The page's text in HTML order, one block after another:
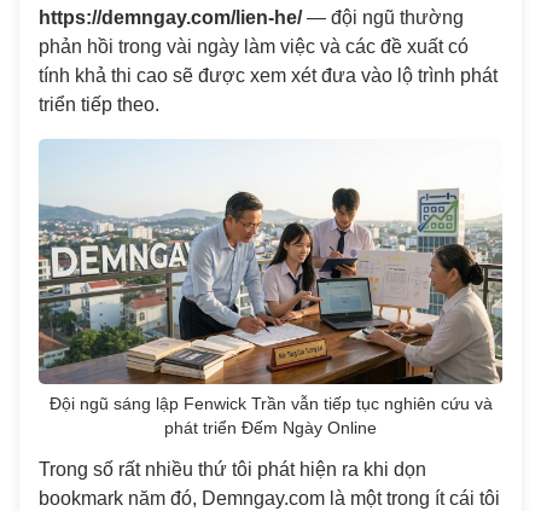
https://demngay.com/lien-he/— đội ngũ thường
phản hồi trong vài ngày làm việc và các đề xuất có
tính khả thi cao sẽ được xem xét đưa vào lộ trình phát
triển tiếp theo.
Đội ngũ sáng lập Fenwick Trần vẫn tiếp tục nghiên cứu và
phát triển Đếm Ngày Online
Trong số rất nhiều thứ tôi phát hiện ra khi dọn
bookmark năm đó, Demngay.com là một trong ít cái tôi